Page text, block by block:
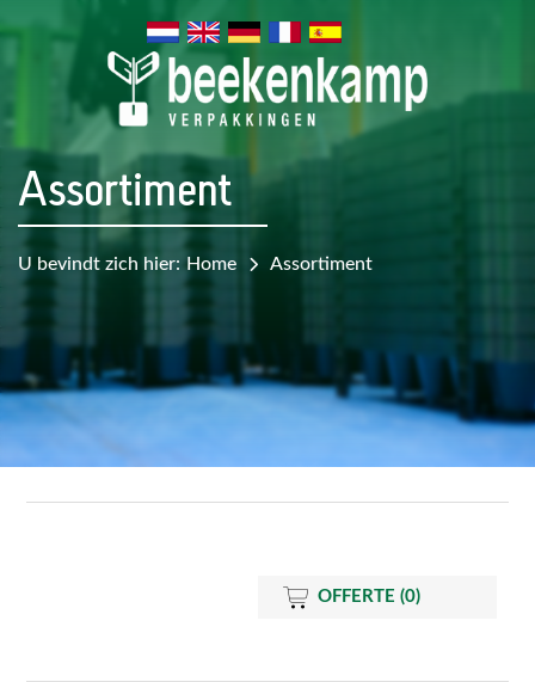
Assortiment
U bevindt zich hier: Home Assortiment
OFFERTE (0)